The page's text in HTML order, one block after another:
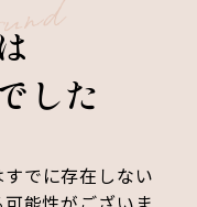
した
でに存在しない